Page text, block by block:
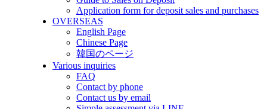
Application form for deposit sales and purchases
OVERSEAS
English Page
Chinese Page
韓国のページ
Various inquiries
FAQ
Contact by phone
Contact us by email